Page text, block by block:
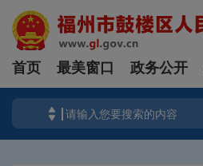
首页 最美窗口 政务公开